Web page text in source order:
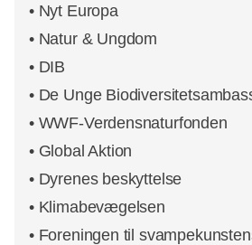
• Nyt Europa
• Natur & Ungdom
• DIB
• De Unge
• WWF-Verdensnaturfonden
• Global Aktion
• Dyrenes beskyttelse
• Klimabevægelsen
• Foreningen til